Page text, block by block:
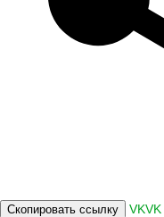
Скопировать ссылку VKVK